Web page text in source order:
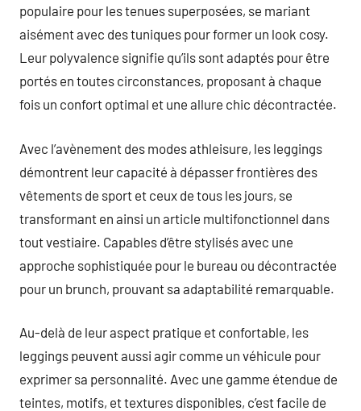
populaire pour les tenues superposées, se mariant
aisément avec des tuniques pour former un look cosy.
Leur polyvalence signifie qu’ils sont adaptés pour être
portés en toutes circonstances, proposant à chaque
fois un confort optimal et une allure chic décontractée.
Avec l’avènement des modes athleisure, les leggings
démontrent leur capacité à dépasser frontières des
vêtements de sport et ceux de tous les jours, se
transformant en ainsi un article multifonctionnel dans
tout vestiaire. Capables d’être stylisés avec une
approche sophistiquée pour le bureau ou décontractée
pour un brunch, prouvant sa adaptabilité remarquable.
Au-delà de leur aspect pratique et confortable, les
leggings peuvent aussi agir comme un véhicule pour
exprimer sa personnalité. Avec une gamme étendue de
teintes, motifs, et textures disponibles, c’est facile de